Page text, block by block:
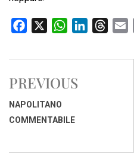
c
b
o
o
W
a
s
p
n
r
a
PREVIOUS
NAPOLITANO
COMMENTABILE